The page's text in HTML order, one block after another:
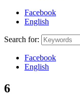
Facebook
English
Search for:
Facebook
English
6